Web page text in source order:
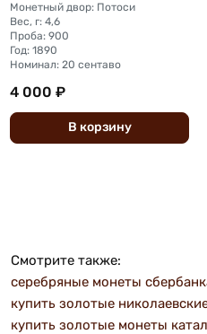
Монетный двор: Потоси
Вес, г: 4,6
Проба: 900
Год: 1890
Номинал: 20 сентаво
4 000 ₽
В корзину
Смотрите также:
серебряные монеты
купить золотые
купить золотые монеты